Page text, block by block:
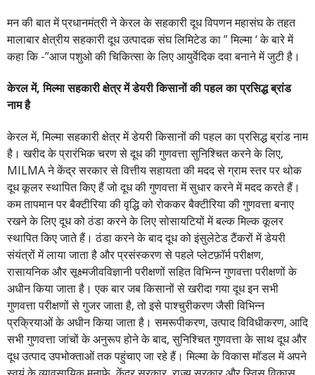
मन की बात में प्रधानमंत्री ने केरल के सहकारी दूध विपणन महासंघ के तहत
मालाबार क्षेत्रीय सहकारी दूध उत्पादक संघ लिमिटेड का ” मिल्मा ‘ के बारे में
कहा कि -”आज पशुओ की चिकित्सा के लिए आयुर्वेदिक दवा बनाने में जुटी है।
केरल में, मिल्मा सहकारी क्षेत्र में डेयरी किसानों की पहल का प्रसिद्ध ब्रांड
नाम है
केरल में, मिल्मा सहकारी क्षेत्र में डेयरी किसानों की पहल का प्रसिद्ध ब्रांड नाम
है। खरीद के प्रारंभिक चरण से दूध की गुणवत्ता सुनिश्चित करने के लिए,
MILMA ने केंद्र सरकार से वित्तीय सहायता की मदद से ग्राम स्तर पर थोक
दूध कूलर स्थापित किए हैं जो दूध की गुणवत्ता में सुधार करने में मदद करते हैं।
कम तापमान पर बैक्टीरिया की वृद्धि को रोककर बैक्टीरिया की गुणवत्ता बनाए
रखने के लिए दूध को ठंडा करने के लिए सोसायटियों में बल्क मिल्क कूलर
स्थापित किए जाते हैं। ठंडा करने के बाद दूध को इंसुलेटेड टैंकरों में डेयरी
संयंत्रों में लाया जाता है और प्रसंस्करण से पहले प्लेटफ़ॉर्म परीक्षण,
रासायनिक और सूक्ष्मजीवविज्ञानी परीक्षणों सहित विभिन्न गुणवत्ता परीक्षणों के
अधीन किया जाता है। एक बार जब किसानों से खरीदा गया दूध इन सभी
गुणवत्ता परीक्षणों से गुजर जाता है, तो इसे पाश्चुरीकरण जैसी विभिन्न
प्रक्रियाओं के अधीन किया जाता है। समरूपीकरण, उत्पाद विविधीकरण, आदि
सभी गुणवत्ता जांचों के अनुरूप होने के बाद, सुनिश्चित गुणवत्ता के साथ दूध और
दूध उत्पाद उपभोक्ताओं तक पहुंचाए जा रहे हैं। मिल्मा के विकास मॉडल में अपने